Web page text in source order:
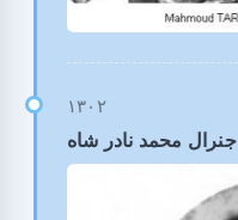
جنرال محمد نادر شاه